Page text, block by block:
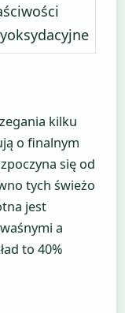
kilku
o finalnym
się od
tych świeżo
jest
a
to 40%